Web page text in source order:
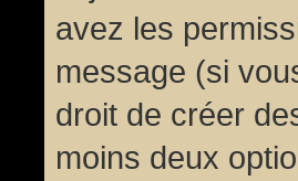
avez les
message (si
droit de créer
moins deux